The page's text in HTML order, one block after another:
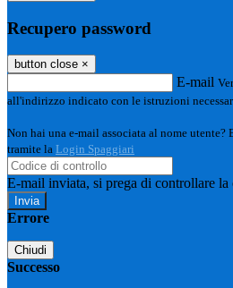
Recupero password
button close ×
E-mail
all'indirizzo indicato con le istruzioni
Non hai una e-mail associata al nome utente?
tramite la Login Spaggiari
E-mail inviata, si prega di controllare la
Errore
Chiudi
Successo